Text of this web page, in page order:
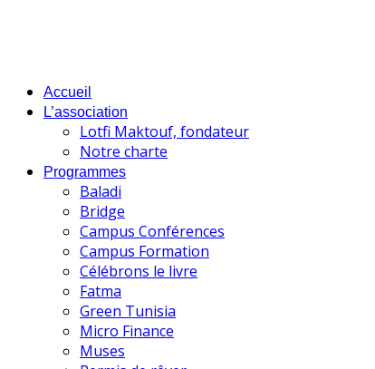
Accueil
L’association
Lotfi Maktouf, fondateur
Notre charte
Programmes
Baladi
Bridge
Campus Conférences
Campus Formation
Célébrons le livre
Fatma
Green Tunisia
Micro Finance
Muses